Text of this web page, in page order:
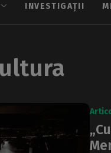
INVESTIGAȚII